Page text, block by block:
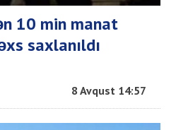
10 min manat
saxlanıldı
8 Avqust 14:57